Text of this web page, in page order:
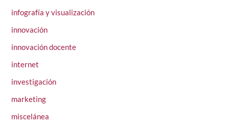
infografía y visualización
innovación
innovación docente
internet
investigación
marketing
miscelánea